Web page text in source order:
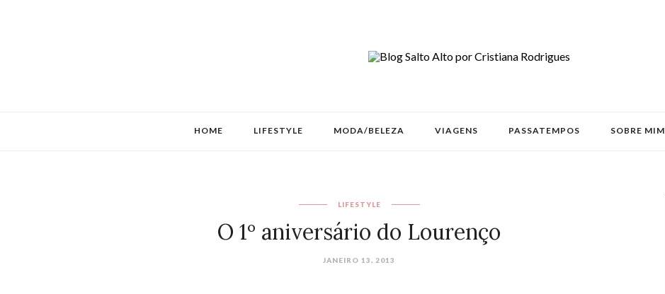
HOME LIFESTYLE MODA/BELEZA VIAGENS PASSATEMPOS SOBRE MIM
LIFESTYLE
O 1º aniversário do Lourenço
JANEIRO 13, 2013